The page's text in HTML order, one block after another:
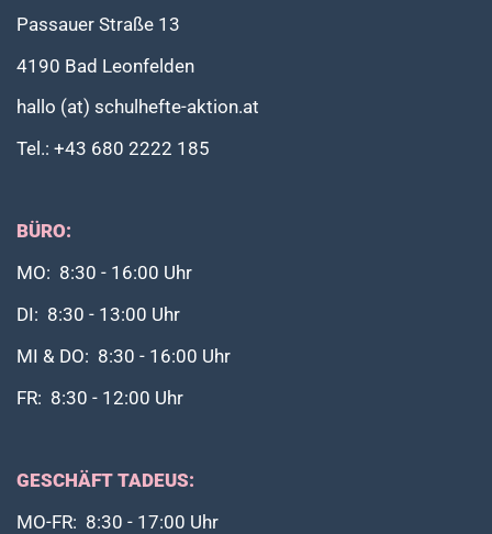
Passauer Straße 13
4190 Bad Leonfelden
hallo (at) schulhefte-aktion.at
Tel.: +43 680 2222 185
BÜRO:
MO: 8:30 - 16:00 Uhr
DI: 8:30 - 13:00 Uhr
MI & DO: 8:30 - 16:00 Uhr
FR: 8:30 - 12:00 Uhr
GESCHÄFT TADEUS:
MO-FR: 8:30 - 17:00 Uhr